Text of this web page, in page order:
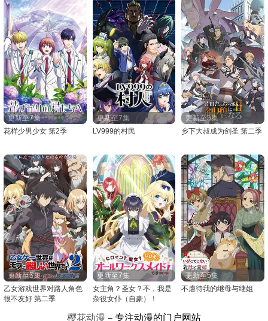
更新至7集
花样少男少女 第2季
更新至7集
LV999的村民
更新至5集
乡下大叔成为剑圣 第二季
更新至5集
乙女游戏世界对路人角色
很不友好 第二季
更新至7集
女主角？圣女？不，我是
杂役女仆（自豪）！
更新至5集
不虐待我的继母与继姐
樱花动漫 －专注动漫的门户网站